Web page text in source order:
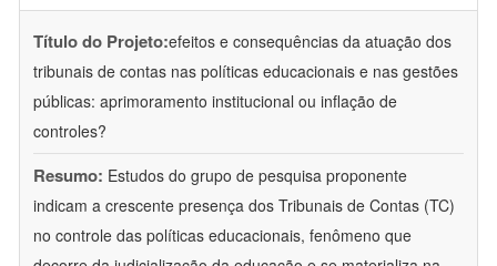
Título do Projeto:efeitos e consequências da atuação dos
tribunais de contas nas políticas educacionais e nas gestões
públicas: aprimoramento institucional ou inflação de
controles?
Resumo: Estudos do grupo de pesquisa proponente
indicam a crescente presença dos Tribunais de Contas (TC)
no controle das políticas educacionais, fenômeno que